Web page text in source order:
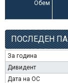
Обем
ПОСЛЕДЕН
За година
Дивидент
Дата на ОС